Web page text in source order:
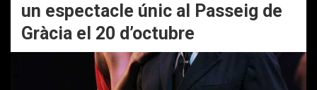
un espectacle únic al Passeig de
Gràcia el 20 d’octubre